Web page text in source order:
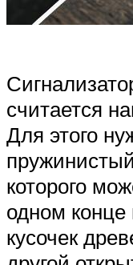
считается
Для этого
которого
одном конце
кусочек